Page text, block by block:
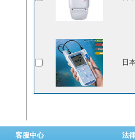
日
客服中心 法